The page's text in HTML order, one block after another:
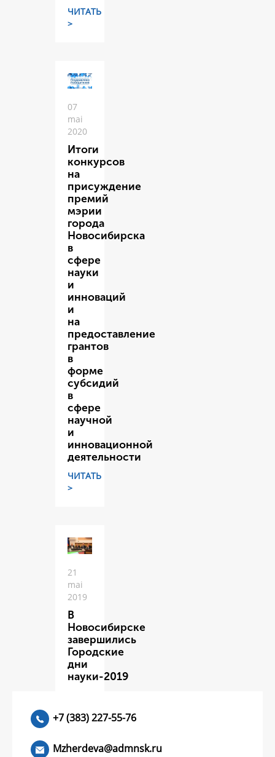
ЧИТАТЬ
>
07
mai
2020
Итоги
конкурсов
на
присуждение
премий
мэрии
города
Новосибирска
в
сфере
науки
и
инноваций
и
на
предоставление
грантов
в
форме
субсидий
в
сфере
научной
и
инновационной
деятельности
ЧИТАТЬ
>
21
mai
2019
В
Новосибирске
завершились
Городские
дни
науки-2019
+7 (383) 227-55-76
Mzherdeva@admnsk.ru